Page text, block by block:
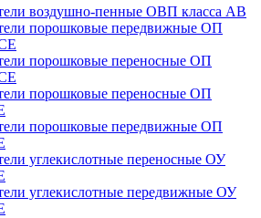
воздушно-пенные ОВП класса АВ
порошковые передвижные ОП
порошковые переносные ОП
порошковые переносные ОП
порошковые передвижные ОП
углекислотные переносные ОУ
углекислотные передвижные ОУ